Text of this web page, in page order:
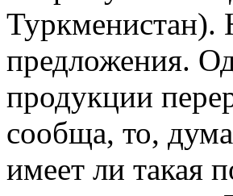
Туркменистан).
предложения.
продукции
сообща, то,
имеет ли такая